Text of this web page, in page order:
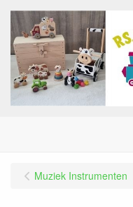
Muziek Instrumenten